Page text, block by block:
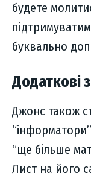
будете
буквально
Додаткові
Джонс також
“ще більше
Лист на його